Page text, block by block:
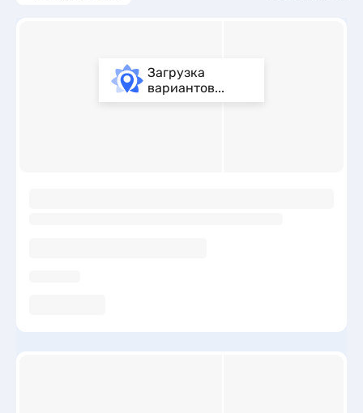
Загрузка
вариантов...